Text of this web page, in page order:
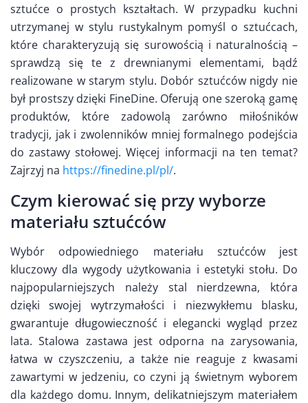
sztućce o prostych kształtach. W przypadku kuchni
utrzymanej w stylu rustykalnym pomyśl o sztućcach,
które charakteryzują się surowością i naturalnością –
sprawdzą się te z drewnianymi elementami, bądź
realizowane w starym stylu. Dobór sztućców nigdy nie
był prostszy dzięki FineDine. Oferują one szeroką gamę
produktów, które zadowolą zarówno miłośników
tradycji, jak i zwolenników mniej formalnego podejścia
do zastawy stołowej. Więcej informacji na ten temat?
Zajrzyj na https://finedine.pl/pl/.
Czym kierować się przy wyborze
materiału sztućców
Wybór odpowiedniego materiału sztućców jest
kluczowy dla wygody użytkowania i estetyki stołu. Do
najpopularniejszych należy stal nierdzewna, która
dzięki swojej wytrzymałości i niezwykłemu blasku,
gwarantuje długowieczność i elegancki wygląd przez
lata. Stalowa zastawa jest odporna na zarysowania,
łatwa w czyszczeniu, a także nie reaguje z kwasami
zawartymi w jedzeniu, co czyni ją świetnym wyborem
dla każdego domu. Innym, delikatniejszym materiałem